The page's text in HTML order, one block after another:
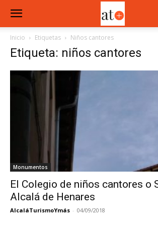
Inicio Etiquetas Niños cantores
Etiqueta: niños cantores
Monumentos
El Colegio de niños cantores o
Alcalá de Henares
AlcaláTurismoYmás - 04/09/2018